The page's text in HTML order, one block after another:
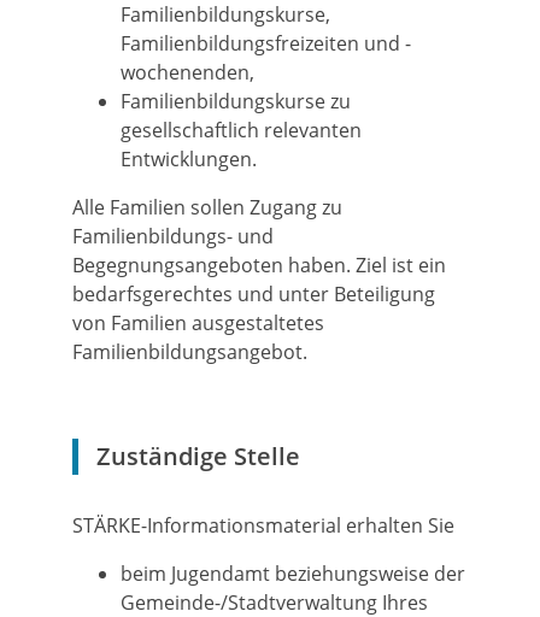
Familienbildungskurse,
Familienbildungsfreizeiten und -
wochenenden,
Familienbildungskurse zu
gesellschaftlich relevanten
Entwicklungen.
Alle Familien sollen Zugang zu
Familienbildungs- und
Begegnungsangeboten haben. Ziel ist ein
bedarfsgerechtes und unter Beteiligung
von Familien ausgestaltetes
Familienbildungsangebot.
Zuständige Stelle
STÄRKE-Informationsmaterial erhalten Sie
beim Jugendamt beziehungsweise der
Gemeinde-/Stadtverwaltung Ihres